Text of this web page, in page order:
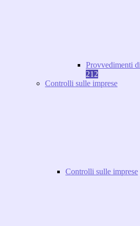
Provvedimenti
212
Controlli sulle imprese
Controlli sulle imprese